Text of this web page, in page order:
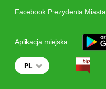
Facebook Prezydenta Miasta
Aplikacja miejska
PL